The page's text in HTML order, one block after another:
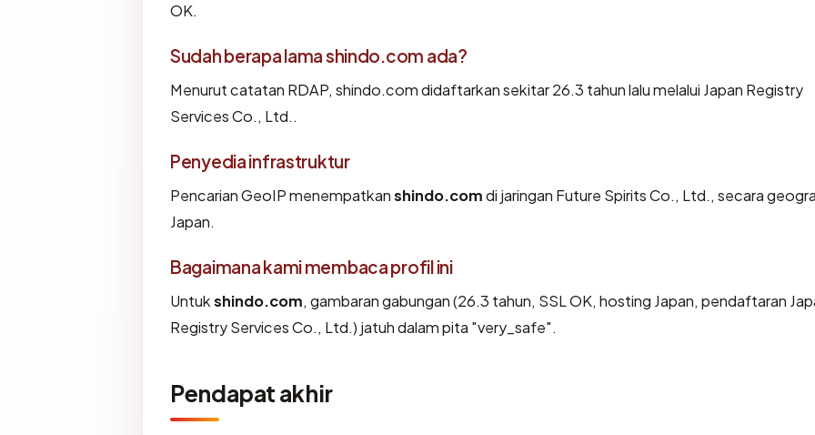
OK.
Sudah berapa lama shindo.com ada?
Menurut catatan RDAP, shindo.com didaftarkan sekitar 26.3 tahun lalu melalui Japan Registry
Services Co., Ltd..
Penyedia infrastruktur
Pencarian GeoIP menempatkanshindo.comdi jaringan Future Spirits Co., Ltd., secara
Japan.
Bagaimana kami membaca profil ini
Untukshindo.com, gambaran gabungan (26.3 tahun, SSL OK, hosting Japan, pendaftaran
Registry Services Co., Ltd.) jatuh dalam pita "very_safe".
Pendapat akhir